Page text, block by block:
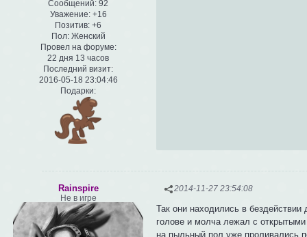
Сообщений: 92
Уважение: +16
Позитив: +6
Пол:Женский
Провел на форуме:
22 дня 13 часов
Последний визит:
2016-05-18 23:04:46
Подарки:
2014-11-27 23:54:08
Rainspire
Не в игре
Так они находились в
голове и молча лежал с
на пыльный пол уже проливались